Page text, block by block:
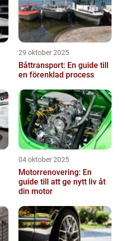
29 oktober 2025
Båttransport: En guide till
en förenklad process
04 oktober 2025
Motorrenovering: En
guide till att ge nytt liv åt
din motor